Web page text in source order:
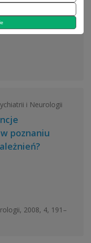
i Neurologii
poznaniu
2008, 4, 191–